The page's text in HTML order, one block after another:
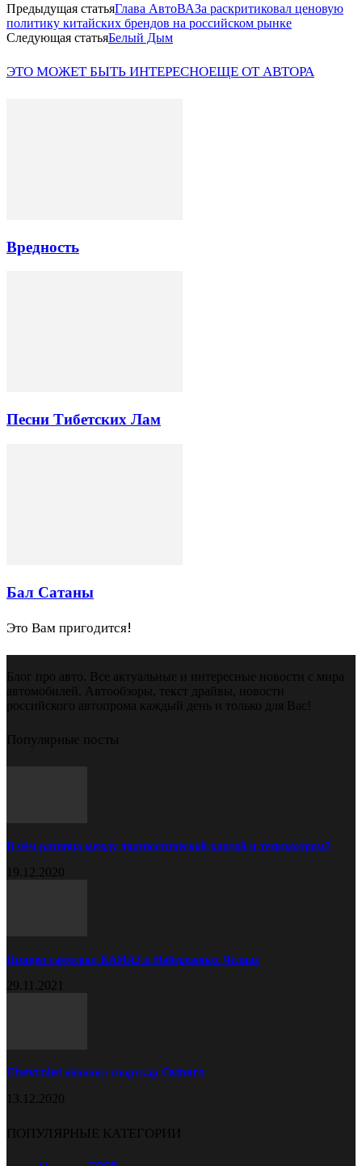
Предыдущая статьяГлава АвтоВАЗа раскритиковал ценовую
политику китайских брендов на российском рынке
Следующая статьяБелый Дым
ЭТО МОЖЕТ БЫТЬ ИНТЕРЕСНОЕЩЕ ОТ АВТОРА
Вредность
Песни Тибетских Лам
Бал Сатаны
Это Вам пригодится!
Блог про авто. Все актуальные и интересные новости с мира
автомобилей. Автообзоры, текст драйвы, новости
российского автопрома каждый день и только для Вас!
Популярные посты
В чём разница между диагностической картой и техосмотром?
19.12.2020
Прицеп самосвал КАМАЗ в Набережных Челнах
29.11.2021
Chevrolet обновил спорткар Camaro
13.12.2020
ПОПУЛЯРНЫЕ КАТЕГОРИИ